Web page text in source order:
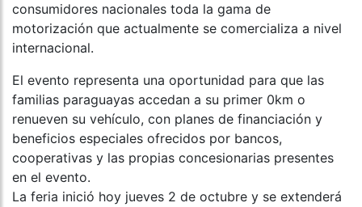
consumidores nacionales toda la gama de
motorización que actualmente se comercializa a nivel
internacional.
El evento representa una oportunidad para que las
familias paraguayas accedan a su primer 0km o
renueven su vehículo, con planes de financiación y
beneficios especiales ofrecidos por bancos,
cooperativas y las propias concesionarias presentes
en el evento.
La feria inició hoy jueves 2 de octubre y se extenderá